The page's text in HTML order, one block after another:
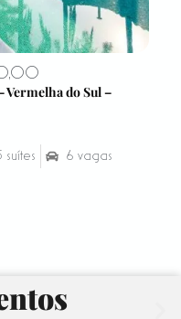
Vermelha do Sul –
suítes 6 vagas